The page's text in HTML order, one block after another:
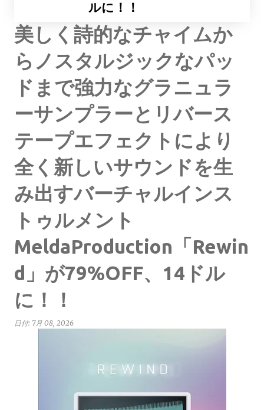
ルに！！
美しく詩的なチャイムか
らノスタルジックなパッ
ドまで強力なグラニュラ
ーサンプラーとリバース
テープエフェクトにより
全く新しいサウンドを生
み出すバーチャルインス
トゥルメント
MeldaProduction「Rewin
d」が79%OFF、14ドル
に！！
日付: 7月 08, 2026